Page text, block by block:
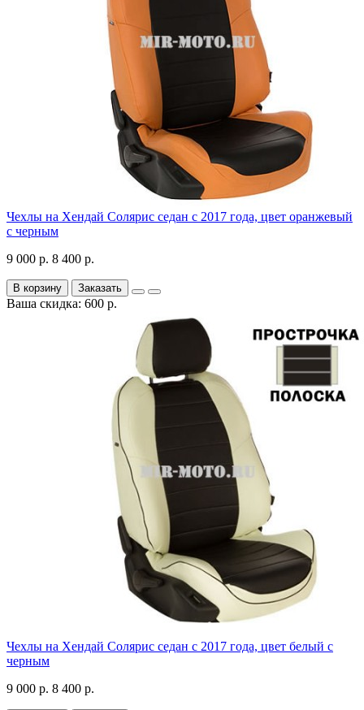
Чехлы на Хендай Солярис седан с 2017 года, цвет оранжевый
с черным
9 000 р. 8 400 р.
В корзину Заказать
Ваша скидка: 600 р.
Чехлы на Хендай Солярис седан с 2017 года, цвет белый с
черным
9 000 р. 8 400 р.